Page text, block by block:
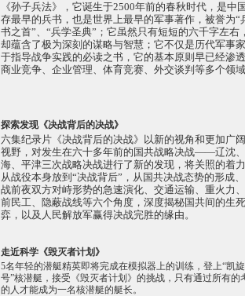
《孙子兵法》，它诞生于2500年前的春秋时代，是中
存最早的兵书，也是世界上最早的军事著作，被誉为“
书之首”、“兵学圣典”；它虽然只有短短的六千字左右
却蕴含了极为深刻的谋略与智慧；它不仅是历代军事
于指导战争实践的必读之书，它的基本原则早已经渗
商业竞争、企业管理、体育竞赛、外交谈判等多个领
探索发现《决战背后的决战》
六集纪录片《决战背后的决战》以新的视角和更加广
视野，对发生在六十多年前的国共战略决战——辽沈
海、平津三次战略决战进行了新的发现，将关照的着
从战役本身放到“决战背后”，从国共决战态势的形成
战前夜双方对峙形势的急速演化、交通运输、重火力
前民工、隐蔽战线等六个角度，深度揭秘国共间的生
弈，以及人民解放军赢得决战完胜的缘由。
走近科学《毁灭者计划》
5名年轻的潜艇精英即将完成在模拟器上的训练，登上“凯旋
号”核潜艇，接受《毁灭者计划》的挑战，只有通过所有的
的人才能成为一名核潜艇的艇长。